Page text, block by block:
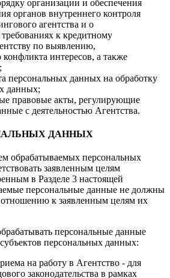
организации и обеспечения
органов внутреннего контроля
агентства и о
к кредитному
по выявлению,
интересов, а также
персональных данных на обработку
данных;
правовые акты, регулирующие
с деятельностью Агентства.
ДАННЫХ
обрабатываемых персональных
заявленным целям
в Разделе 3 настоящей
персональные данные не должны
к заявленным целям их
персональные данные
персональных данных:
на работу в Агентство - для
законодательства в рамках